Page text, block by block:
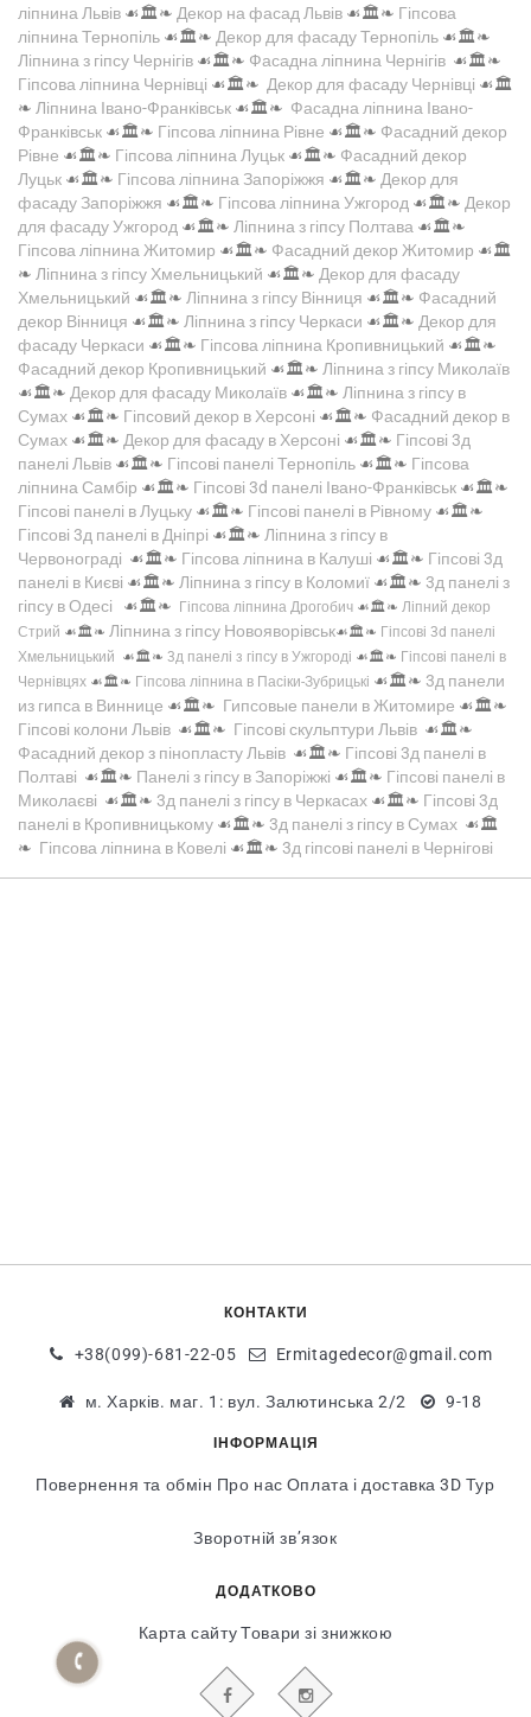
ліпнина Львів ☙🏛️❧ Декор на фасад Львів ☙🏛️❧ Гіпсова
ліпнина Тернопіль ☙🏛️❧ Декор для фасаду Тернопіль ☙🏛️❧
Ліпнина з гіпсу Чернігів ☙🏛️❧ Фасадна ліпнина Чернігів ☙🏛️❧
Гіпсова ліпнина Чернівці ☙🏛️❧ Декор для фасаду Чернівці ☙🏛️
❧ Ліпнина Івано-Франківськ ☙🏛️❧ Фасадна ліпнина Івано-
Франківськ ☙🏛️❧ Гіпсова ліпнина Рівне ☙🏛️❧ Фасадний декор
Рівне ☙🏛️❧ Гіпсова ліпнина Луцьк ☙🏛️❧ Фасадний декор
Луцьк ☙🏛️❧ Гіпсова ліпнина Запоріжжя ☙🏛️❧ Декор для
фасаду Запоріжжя ☙🏛️❧ Гіпсова ліпнина Ужгород ☙🏛️❧ Декор
для фасаду Ужгород ☙🏛️❧ Ліпнина з гіпсу Полтава ☙🏛️❧
Гіпсова ліпнина Житомир ☙🏛️❧ Фасадний декор Житомир ☙🏛️
❧ Ліпнина з гіпсу Хмельницький ☙🏛️❧ Декор для фасаду
Хмельницький ☙🏛️❧ Ліпнина з гіпсу Вінниця ☙🏛️❧ Фасадний
декор Вінниця ☙🏛️❧ Ліпнина з гіпсу Черкаси ☙🏛️❧ Декор для
фасаду Черкаси ☙🏛️❧ Гіпсова ліпнина Кропивницький ☙🏛️❧
Фасадний декор Кропивницький ☙🏛️❧ Ліпнина з гіпсу Миколаїв
☙🏛️❧ Декор для фасаду Миколаїв ☙🏛️❧ Ліпнина з гіпсу в
Сумах ☙🏛️❧ Гіпсовий декор в Херсоні ☙🏛️❧ Фасадний декор в
Сумах ☙🏛️❧ Декор для фасаду в Херсоні ☙🏛️❧ Гіпсові 3д
панелі Львів ☙🏛️❧ Гіпсові панелі Тернопіль ☙🏛️❧ Гіпсова
ліпнина Самбір ☙🏛️❧ Гіпсові 3d панелі Івано-Франківськ ☙🏛️❧
Гіпсові панелі в Луцьку ☙🏛️❧ Гіпсові панелі в Рівному ☙🏛️❧
Гіпсові 3д панелі в Дніпрі ☙🏛️❧ Ліпнина з гіпсу в
Червонограді ☙🏛️❧ Гіпсова ліпнина в Калуші ☙🏛️❧ Гіпсові 3д
панелі в Києві ☙🏛️❧ Ліпнина з гіпсу в Коломиї ☙🏛️❧ 3д панелі з
гіпсу в Одесі ☙🏛️❧ Гіпсова ліпнина Дрогобич ☙🏛️❧ Ліпний декор
Стрий ☙🏛️❧ Ліпнина з гіпсу Новояворівськ☙🏛️❧ Гіпсові 3d панелі
Хмельницький ☙🏛️❧ 3д панелі з гіпсу в Ужгороді ☙🏛️❧ Гіпсові панелі в
Чернівцях ☙🏛️❧ Гіпсова ліпнина в Пасіки-Зубрицькі ☙🏛️❧ 3д панели
из гипса в Виннице ☙🏛️❧ Гипсовые панели в Житомире ☙🏛️❧
Гіпсові колони Львів ☙🏛️❧ Гіпсові скульптури Львів ☙🏛️❧
Фасадний декор з пінопласту Львів ☙🏛️❧ Гіпсові 3д панелі в
Полтаві ☙🏛️❧ Панелі з гіпсу в Запоріжжі ☙🏛️❧ Гіпсові панелі в
Миколаєві ☙🏛️❧ 3д панелі з гіпсу в Черкасах ☙🏛️❧ Гіпсові 3д
панелі в Кропивницькому ☙🏛️❧ 3д панелі з гіпсу в Сумах ☙🏛️
❧ Гіпсова ліпнина в Ковелі ☙🏛️❧ 3д гіпсові панелі в Чернігові
КОНТАКТИ
+38(099)-681-22-05 Ermitagedecor@gmail.com
м. Харків. маг. 1: вул. Залютинська 2/2 9-18
ІНФОРМАЦІЯ
Повернення та обмін Про нас Оплата і доставка 3D Тур
Зворотній зв’язок
ДОДАТКОВО
Карта сайту Товари зі знижкою